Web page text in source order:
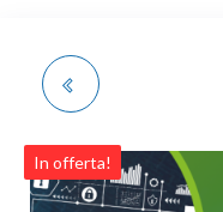
In offerta!